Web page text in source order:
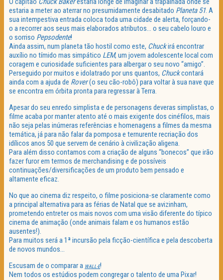
estaria a meter ao aterrar no presumidamente desabitado Planeta 51. A
sua intempestiva entrada coloca toda uma cidade de alerta, forçando-
o a recorrer aos seus mais elaborados atributos… o seu cabelo louro e
o sorriso Pepsodente!
Ainda assim, num planeta tão hostil como este, Chuckirá encontrar
auxílio no tímido mas simpático LEM, um jovem adolescente local com
coragem e curiosidade suficientes para albergar o seu novo “amigo”.
Perseguido por muitos e idolatrado por uns quantos, Chuckcontará
ainda com a ajuda de Rover(o seu cão-robô) para voltar à sua nave que
se encontra em órbita pronta para regressar à Terra.
Apesar do seu enredo simplista e de personagens deveras simplistas, o
filme acaba por manter atento até o mais exigente dos cinéfilos, mais
não seja pelas inúmeras referências e homenagens a filmes da mesma
temática, já para não falar da pomposa e ternurente recriação dos
idílicos anos 50 que servem de cenário à civilização aligena.
Para além disso contamos com a criação de alguns “bonecos” que irão
fazer furor em termos de merchandising e de possíveis
continuações/diversificações de um produto bem pensado e
altamente eficaz.
No que ao cinema diz respeito, o filme posiciona-se claramente como
a principal alternativa para as férias de Natal que se avizinham,
prometendo entreter os mais novos com uma visão diferente do típico
cinema de animação (onde animais falam e os humanos estão
ausentes!).
Para muitos será a 1ª incursão pela ficção-científica e pela descoberta
de novos mundos…
Escusam de o comparar a WALL-E!
Nem todos os estúdios podem congregar o talento de uma Pixar!